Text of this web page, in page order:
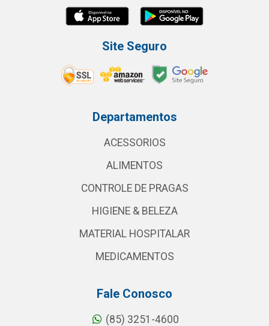
Site Seguro
Departamentos
ACESSORIOS
ALIMENTOS
CONTROLE DE PRAGAS
HIGIENE & BELEZA
MATERIAL HOSPITALAR
MEDICAMENTOS
Fale Conosco
(85) 3251-4600